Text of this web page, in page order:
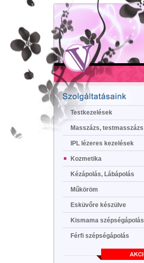
Testkezelések
Masszázs, testmasszázs
IPL lézeres kezelések
Kozmetika
Kézápolás, Lábápolás
Műköröm
Esküvőre készülve
Kismama szépségápolás
Férfi szépségápolás